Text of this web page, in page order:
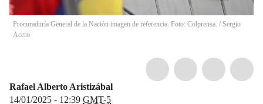
Procuraduría General de la Nación imagen de referencia. Foto: Colprensa. / Sergio
Acero
Rafael Alberto Aristizábal
14/01/2025 - 12:39 GMT-5